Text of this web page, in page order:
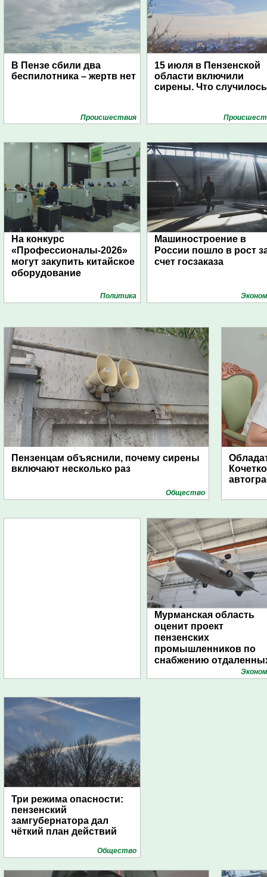
В Пензе сбили два
беспилотника – жертв нет
Проиcшествия
15 июля в Пензенской
области включили
сирены. Что
На конкурс
«Профессионалы-2026»
могут закупить китайское
оборудование
Политика
Машиностроение в
России пошло в рост
счет госзаказа
Пензенцам объяснили, почему сирены
включают несколько раз
Общество
Мурманская область
оценит проект
пензенских
промышленников по
снабжению
поселений с помощью
Три режима опасности:
пензенский
замгубернатора дал
чёткий план действий
Общество